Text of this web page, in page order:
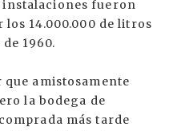
fueron
14.000.000 de litros
1960.
amistosamente
la bodega de
más tarde